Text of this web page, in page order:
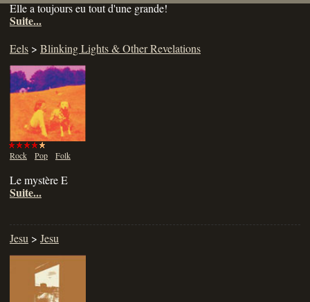
Elle a toujours eu tout d'une grande!
Suite...
Eels > Blinking Lights & Other Revelations
Rock Pop Folk
Le mystère E
Suite...
Jesu > Jesu